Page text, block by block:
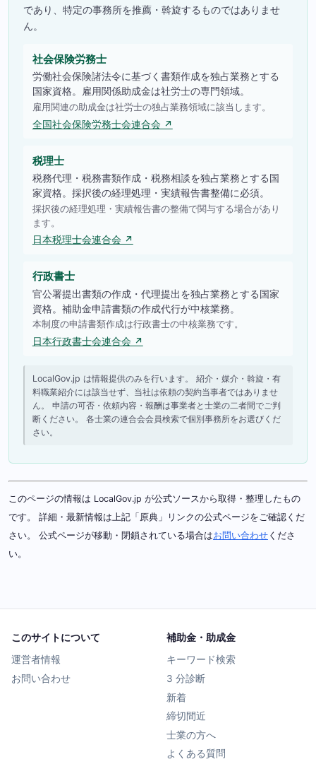
であり、特定の事務所を推薦・斡旋するものではありませ
ん。
社会保険労務士
労働社会保険諸法令に基づく書類作成を独占業務とする
国家資格。雇用関係助成金は社労士の専門領域。
雇用関連の助成金は社労士の独占業務領域に該当します。
全国社会保険労務士会連合会 ↗
税理士
税務代理・税務書類作成・税務相談を独占業務とする国
家資格。採択後の経理処理・実績報告書整備に必須。
採択後の経理処理・実績報告書の整備で関与する場合があり
ます。
日本税理士会連合会 ↗
行政書士
官公署提出書類の作成・代理提出を独占業務とする国家
資格。補助金申請書類の作成代行が中核業務。
本制度の申請書類作成は行政書士の中核業務です。
日本行政書士会連合会 ↗
LocalGov.jp は情報提供のみを行います。 紹介・媒介・斡旋・有
料職業紹介には該当せず、当社は依頼の契約当事者ではありませ
ん。 申請の可否・依頼内容・報酬は事業者と士業の二者間でご判
断ください。 各士業の連合会会員検索で個別事務所をお選びくだ
さい。
このページの情報は LocalGov.jp が公式ソースから取得・整理したもの
です。 詳細・最新情報は上記「原典」リンクの公式ページをご確認くだ
さい。 公式ページが移動・閉鎖されている場合はお問い合わせ くださ
い。
このサイトについて
運営者情報
お問い合わせ
補助金・助成金
キーワード検索
3 分診断
新着
締切間近
士業の方へ
よくある質問